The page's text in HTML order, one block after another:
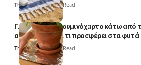
Thali Ombre5 Min Read
Γιατί βάζουν αλουμινόχαρτο κάτω από
απλό κόλπο και τι προσφέρει στα φυτά
Thali Ombre4 Min Read